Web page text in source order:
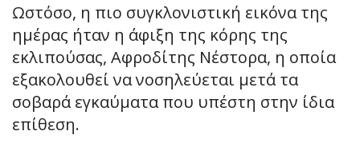
Ωστόσο, η πιο συγκλονιστική εικόνα της
ημέρας ήταν η άφιξη της κόρης της
εκλιπούσας, Αφροδίτης Νέστορα, η οποία
εξακολουθεί να νοσηλεύεται μετά τα
σοβαρά εγκαύματα που υπέστη στην ίδια
επίθεση.